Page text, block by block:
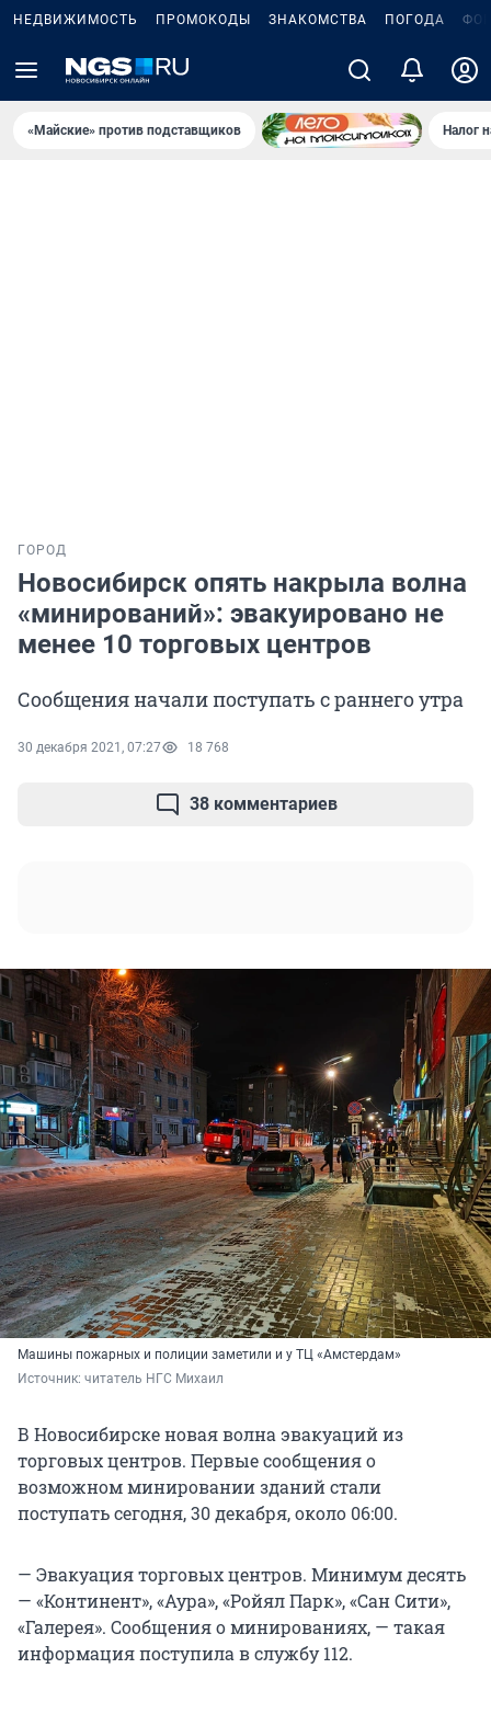
НЕДВИЖИМОСТЬ ПРОМОКОДЫ ЗНАКОМСТВА ПОГОДА
«Майские» против подставщиков Налог
ГОРОД
Новосибирск опять накрыла волна
«минирований»: эвакуировано не
менее 10 торговых центров
Сообщения начали поступать с раннего утра
30 декабря 2021, 07:27 18 768
38 комментариев
Машины пожарных и полиции заметили и у ТЦ «Амстердам»
Источник: читатель НГС Михаил
В Новосибирске новая волна эвакуаций из
торговых центров. Первые сообщения о
возможном минировании зданий стали
поступать сегодня, 30 декабря, около 06:00.
— Эвакуация торговых центров. Минимум десять
— «Континент», «Аура», «Ройял Парк», «Сан Сити»,
«Галерея». Сообщения о минированиях, — такая
информация поступила в службу 112.